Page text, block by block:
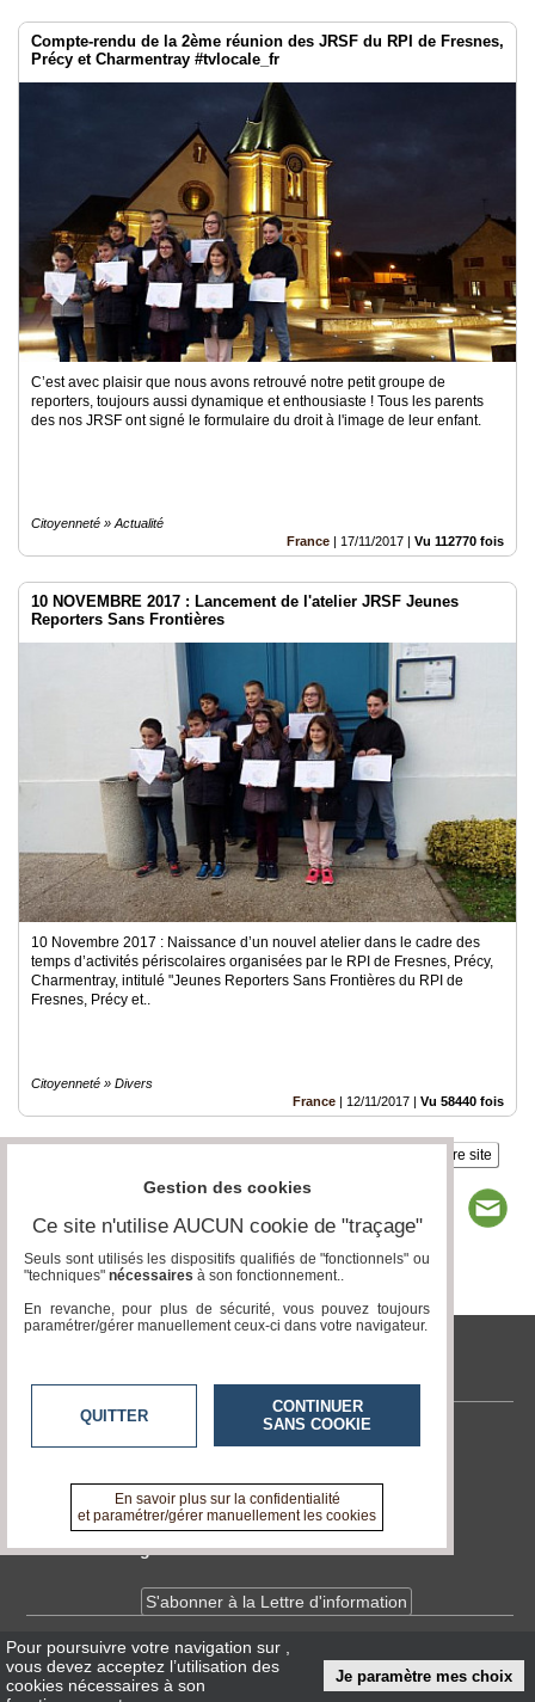
Compte-rendu de la 2ème réunion des JRSF du RPI de Fresnes,
Précy et Charmentray #tvlocale_fr
C’est avec plaisir que nous avons retrouvé notre petit groupe de
reporters, toujours aussi dynamique et enthousiaste ! Tous les parents
des nos JRSF ont signé le formulaire du droit à l'image de leur enfant.
Citoyenneté » Actualité
France | 17/11/2017 | Vu 112770 fois
10 NOVEMBRE 2017 : Lancement de l'atelier JRSF Jeunes
Reporters Sans Frontières
10 Novembre 2017 : Naissance d’un nouvel atelier dans le cadre des
temps d’activités périscolaires organisées par le RPI de Fresnes, Précy,
Charmentray, intitulé "Jeunes Reporters Sans Frontières du RPI de
Fresnes, Précy et..
Citoyenneté » Divers
France | 12/11/2017 | Vu 58440 fois
Insérez sur votre site
tvlocale.fr
Contactez-nous
A propos de tvlocale.fr
Devenir délégué
S'abonner à la Lettre d'information
InfosCNIL/RGPD
Conditions Générales d'Utilisation
Pour poursuivre votre navigation sur
vous devez acceptez l’utilisation des
cookies nécessaires à son
Je paramètre mes choix
Gestion des cookies
Ce site n'utilise AUCUN cookie de "traçage"
Seuls sont utilisés les dispositifs qualifiés de "fonctionnels" ou
"techniques" nécessaires à son fonctionnement..
En revanche, pour plus de sécurité, vous pouvez toujours
paramétrer/gérer manuellement ceux-ci dans votre navigateur.
QUITTER
CONTINUER
SANS COOKIE
En savoir plus sur la confidentialité
et paramétrer/gérer manuellement les cookies